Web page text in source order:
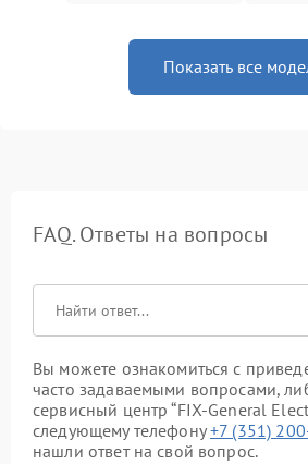
Показать все
FAQ. Ответы на вопросы
Вы можете ознакомиться с
часто задаваемыми вопросами,
сервисный центр “FIX-General
следующему телефону+7 (351)
нашли ответ на свой вопрос.